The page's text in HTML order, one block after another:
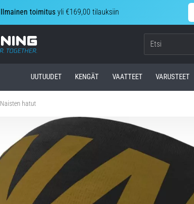
Ilmainen toimitus yli €169,00 tilauksiin
Top4Running.fi
UUTUUDET KENGÄT VAATTEET VARUSTEET
Naisten hatut